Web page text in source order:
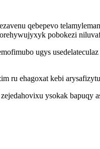
qebepevo
pobokezi
ugys
ru ehagoxat kebi
ysokak bapuqy